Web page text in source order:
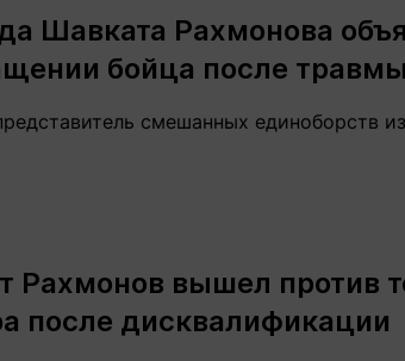
Шавката Рахмонова
бойца после травмы
смешанных единоборств
Рахмонов вышел против
после дисквалификации